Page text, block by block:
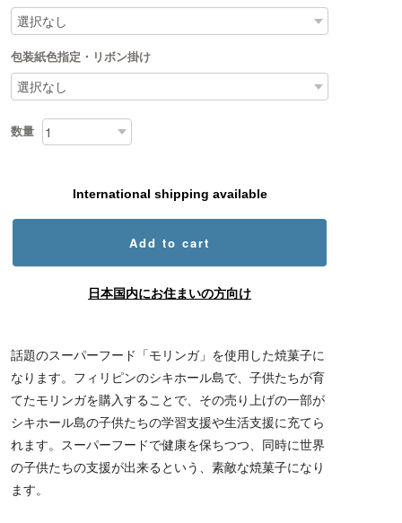
包装紙色指定・リボン掛け
数量
International shipping available
Add to cart
日本国内にお住まいの方向け
話題のスーパーフード「モリンガ」を使用した焼菓子に
なります。フィリピンのシキホール島で、子供たちが育
てたモリンガを購入することで、その売り上げの一部が
シキホール島の子供たちの学習支援や生活支援に充てら
れます。スーパーフードで健康を保ちつつ、同時に世界
の子供たちの支援が出来るという、素敵な焼菓子になり
ます。